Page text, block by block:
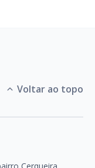
Voltar ao topo
Cerqueira